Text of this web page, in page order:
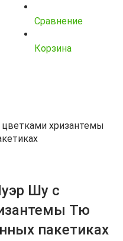
Сравнение
Корзина
хризантемы
Шу с
Тю
пакетиках